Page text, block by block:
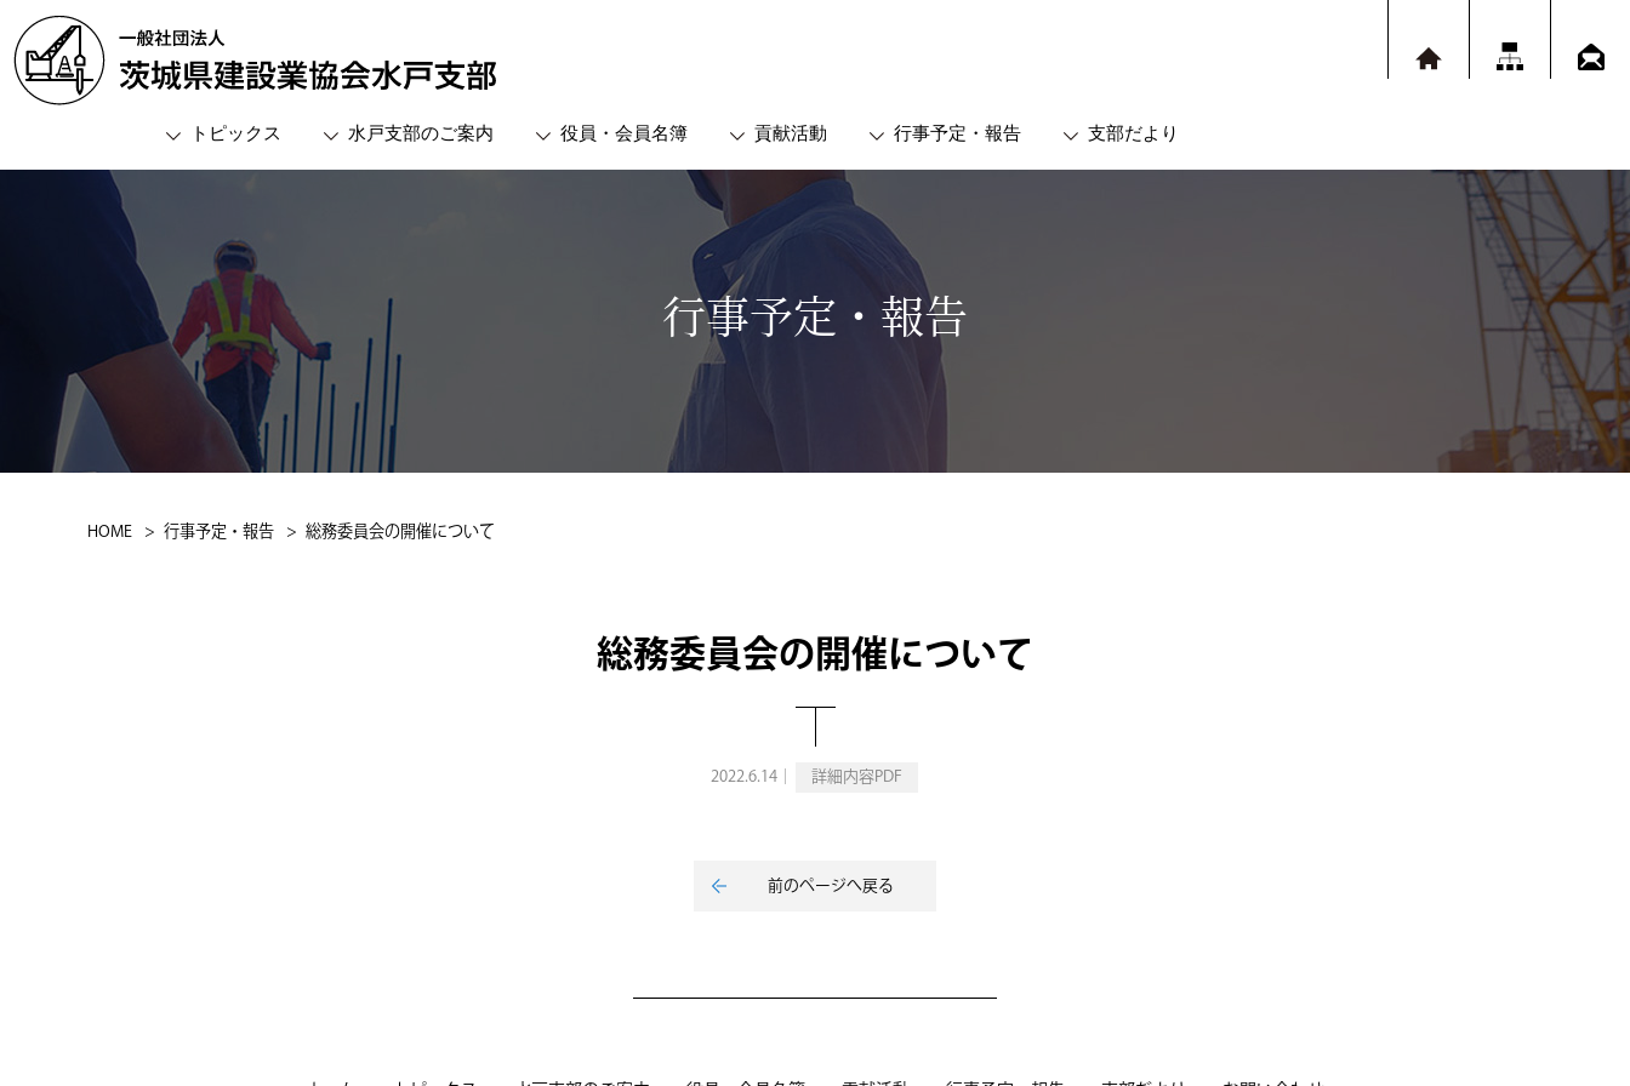
トピックス 水戸支部のご案内
支部概要
支部長メッセージ
支部組織図
事務所案内
総会報告
2026年度定時総会
役員・会員名簿
役員名簿
貢献活動 行事予定・報告 支部だより
行事予定・報告
HOME 行事予定・報告 総務委員会の開催について
総務委員会の開催について
2022.6.14｜ 詳細内容PDF
前のページへ戻る